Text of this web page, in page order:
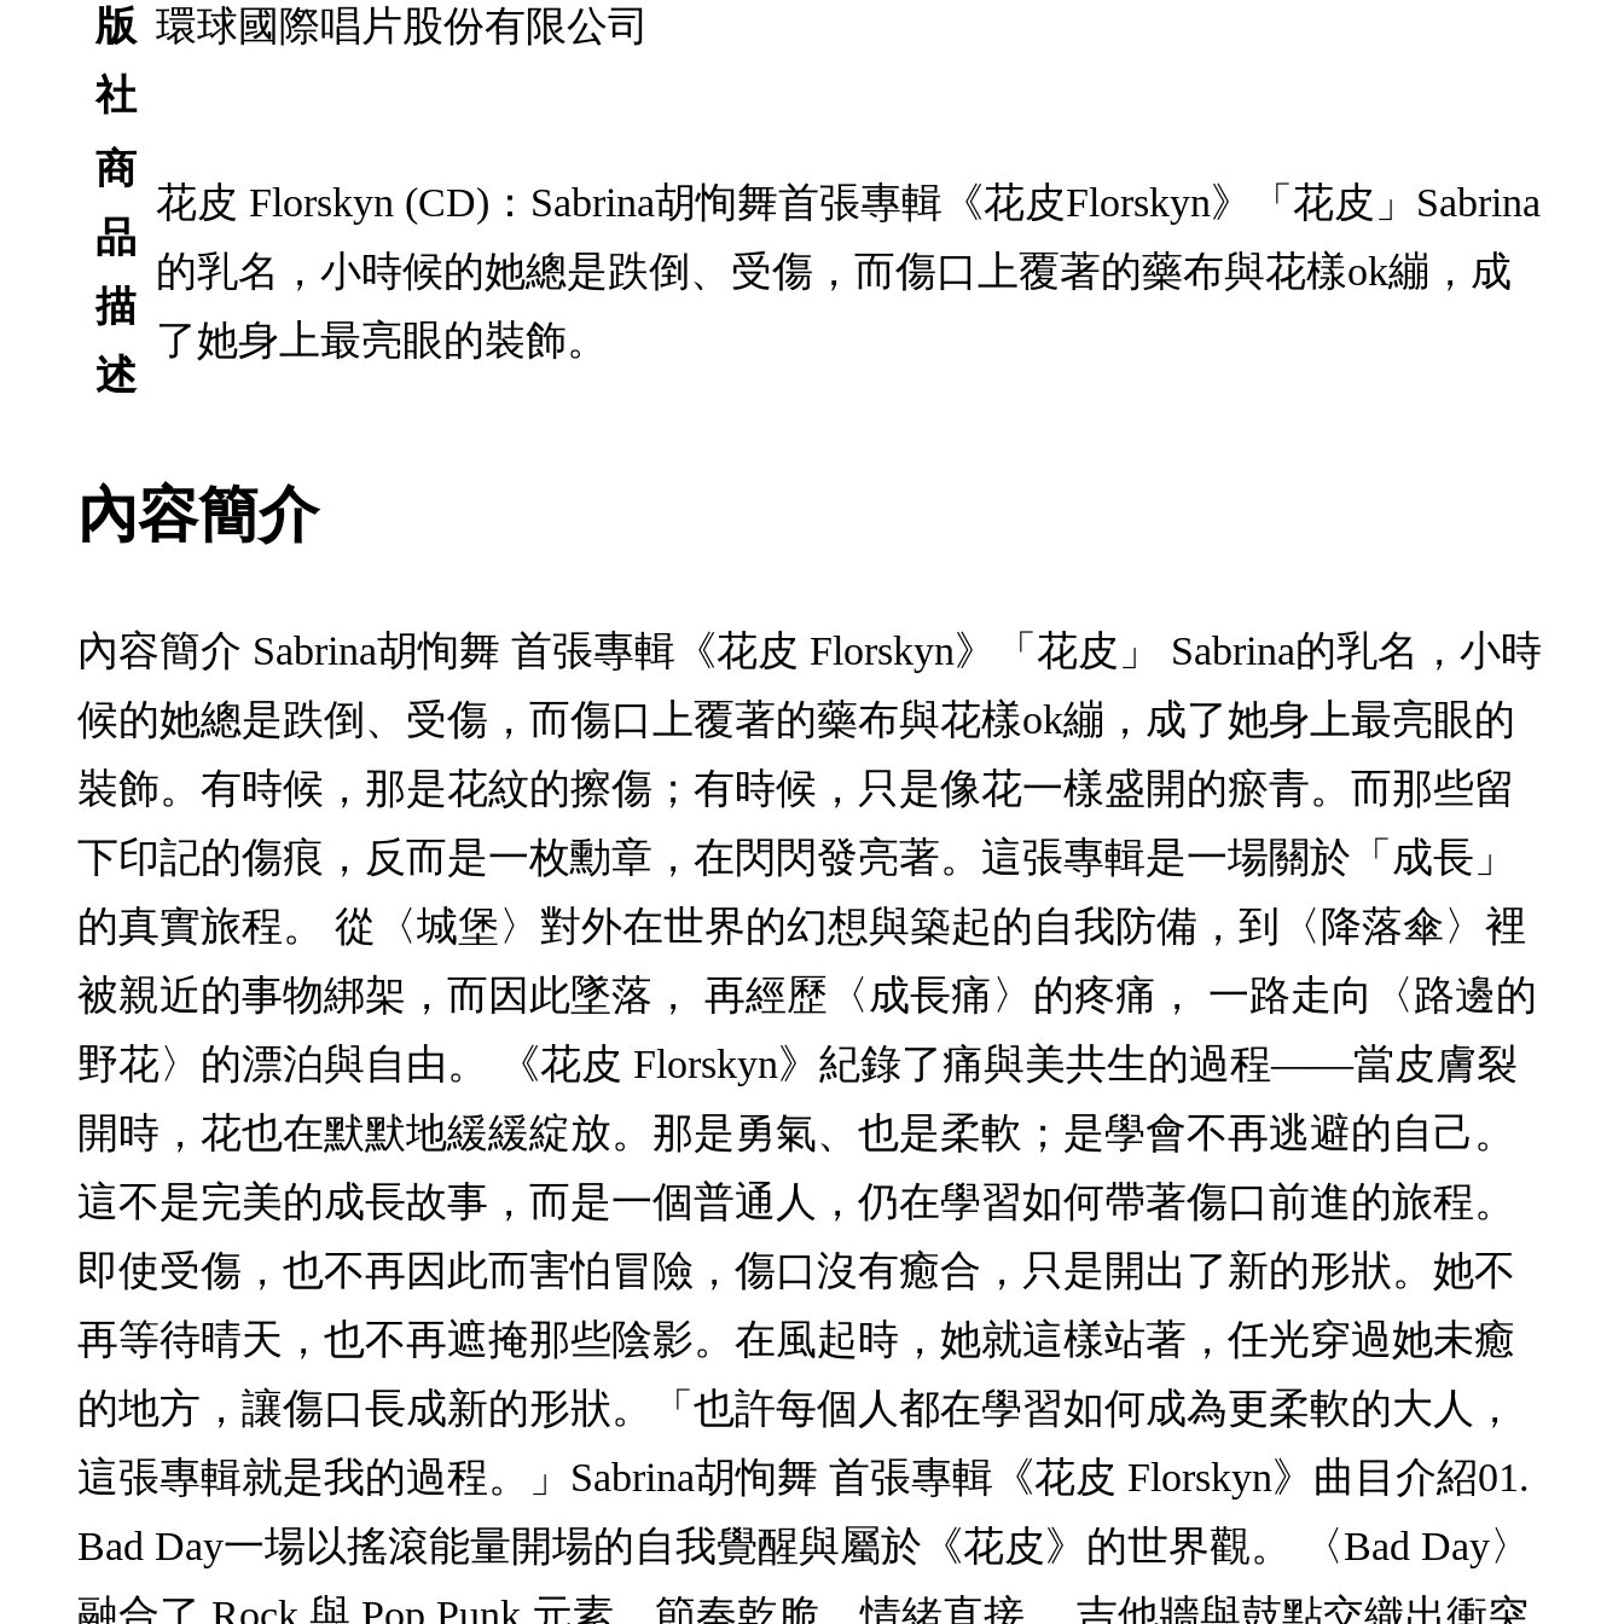
版
社
環球國際唱片股份有限公司
商
品
描
述
花皮 Florskyn (CD)：Sabrina胡恂舞首張專輯《花皮Florskyn》「花皮」Sabrina
的乳名，小時候的她總是跌倒、受傷，而傷口上覆著的藥布與花樣ok繃，成
了她身上最亮眼的裝飾。
內容簡介
內容簡介 Sabrina胡恂舞 首張專輯《花皮 Florskyn》「花皮」 Sabrina的乳名，小時
候的她總是跌倒、受傷，而傷口上覆著的藥布與花樣ok繃，成了她身上最亮眼的
裝飾。有時候，那是花紋的擦傷；有時候，只是像花一樣盛開的瘀青。而那些留
下印記的傷痕，反而是一枚勳章，在閃閃發亮著。這張專輯是一場關於「成長」
的真實旅程。 從〈城堡〉對外在世界的幻想與築起的自我防備，到〈降落傘〉裡
被親近的事物綁架，而因此墜落， 再經歷〈成長痛〉的疼痛， 一路走向〈路邊的
野花〉的漂泊與自由。 《花皮 Florskyn》紀錄了痛與美共生的過程——當皮膚裂
開時，花也在默默地緩緩綻放。那是勇氣、也是柔軟；是學會不再逃避的自己。
這不是完美的成長故事，而是一個普通人，仍在學習如何帶著傷口前進的旅程。
即使受傷，也不再因此而害怕冒險，傷口沒有癒合，只是開出了新的形狀。她不
再等待晴天，也不再遮掩那些陰影。在風起時，她就這樣站著，任光穿過她未癒
的地方，讓傷口長成新的形狀。「也許每個人都在學習如何成為更柔軟的大人，
這張專輯就是我的過程。」Sabrina胡恂舞 首張專輯《花皮 Florskyn》曲目介紹01.
Bad Day一場以搖滾能量開場的自我覺醒與屬於《花皮》的世界觀。 〈Bad Day〉